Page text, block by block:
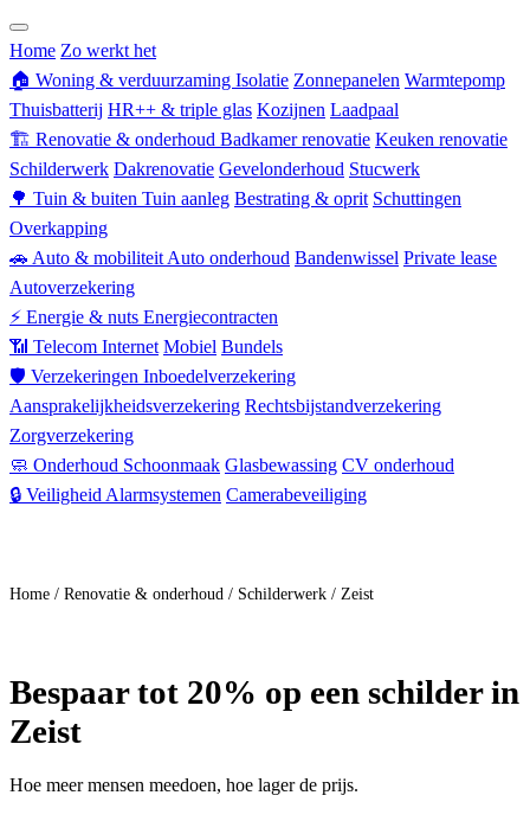
Home Zo werkt het
🏠 Woning & verduurzaming Isolatie Zonnepanelen Warmtepomp
Thuisbatterij HR++ & triple glas Kozijnen Laadpaal
🏗 Renovatie & onderhoud Badkamer renovatie Keuken renovatie
Schilderwerk Dakrenovatie Gevelonderhoud Stucwerk
🌳 Tuin & buiten Tuin aanleg Bestrating & oprit Schuttingen
Overkapping
🚗 Auto & mobiliteit Auto onderhoud Bandenwissel Private lease
Autoverzekering
⚡ Energie & nuts Energiecontracten
📶 Telecom Internet Mobiel Bundels
🛡 Verzekeringen Inboedelverzekering
Aansprakelijkheidsverzekering Rechtsbijstandverzekering
Zorgverzekering
🧼 Onderhoud Schoonmaak Glasbewassing CV onderhoud
🔒 Veiligheid Alarmsystemen Camerabeveiliging
Home / Renovatie & onderhoud / Schilderwerk / Zeist
Bespaartot 20% op een schilder in
Zeist
Hoe meer mensen meedoen, hoe lager de prijs.